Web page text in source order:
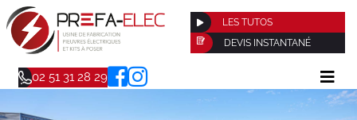
LES TUTOS
DEVIS INSTANTANÉ
02 51 31 28 29